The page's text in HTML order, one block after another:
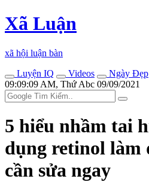
Xã Luận
xã hội luận bàn
Luyện IQ
Videos
Ngày Đẹp
09:09:09 AM, Thứ Abc 09/09/2021
5 hiểu nhầm tai
dụng retinol làm
cần sửa ngay